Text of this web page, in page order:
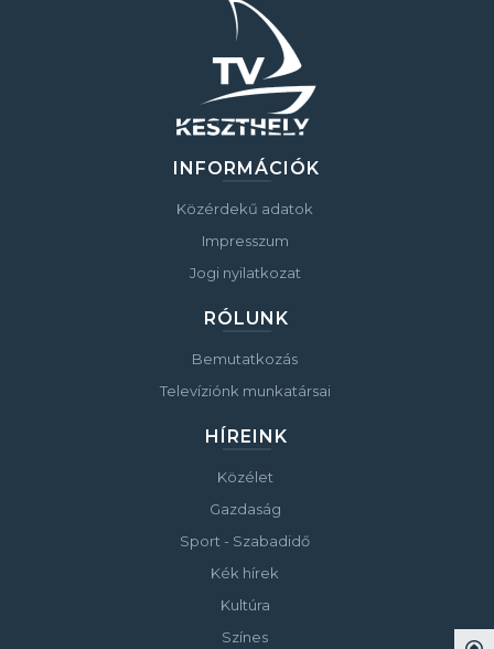
INFORMÁCIÓK
Közérdekű adatok
Impresszum
Jogi nyilatkozat
RÓLUNK
Bemutatkozás
Televíziónk munkatársai
HÍREINK
Közélet
Gazdaság
Sport - Szabadidő
Kék hírek
Kultúra
Színes